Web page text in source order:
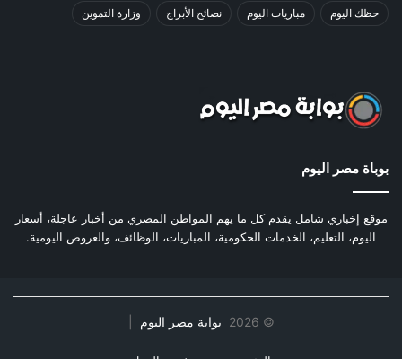
حظك اليوم مباريات اليوم نصائح الأبراج وزارة التموين
بوباة مصر اليوم
موقع إخباري شامل يقدم كل ما يهم المواطن المصري من أخبار عاجلة، أسعار
اليوم، التعليم، الخدمات الحكومية، المباريات، الوظائف، والعروض اليومية.
©
2026 بوابة مصر اليوم